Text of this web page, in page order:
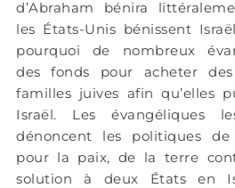
d’Abraham bénira
les États-Unis bénissent Israël
pourquoi de nombreux
des fonds pour acheter
familles juives afin qu’elles
Israël. Les évangéliques
dénoncent les politiques
pour la paix, de la terre
solution à deux États en